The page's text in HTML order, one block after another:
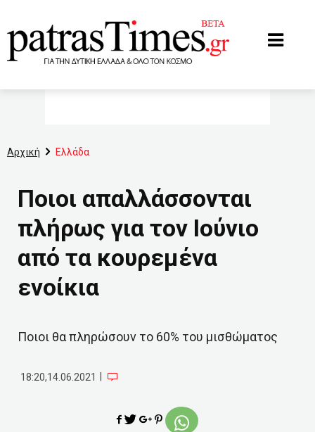
Αρχική Ελλάδα
Ποιοι απαλλάσσονται
πλήρως για τον Ιούνιο
από τα κουρεμένα
ενοίκια
Ποιοι θα πληρώσουν το 60% του μισθώματος
18:20,14.06.2021